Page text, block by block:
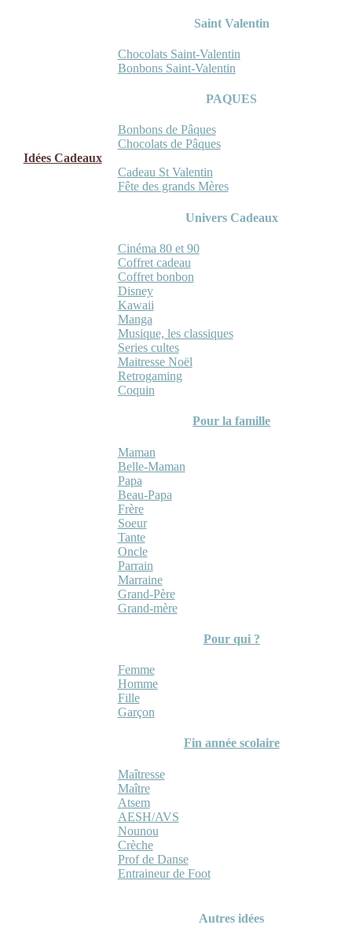
Saint Valentin
Chocolats Saint-Valentin
Bonbons Saint-Valentin
PAQUES
Bonbons de Pâques
Chocolats de Pâques
Idées Cadeaux
Cadeau St Valentin
Fête des grands Mères
Univers Cadeaux
Cinéma 80 et 90
Coffret cadeau
Coffret bonbon
Disney
Kawaii
Manga
Musique, les classiques
Series cultes
Maitresse Noël
Retrogaming
Coquin
Pour la famille
Maman
Belle-Maman
Papa
Beau-Papa
Frère
Soeur
Tante
Oncle
Parrain
Marraine
Grand-Père
Grand-mère
Pour qui ?
Femme
Homme
Fille
Garçon
Fin année scolaire
Maîtresse
Maître
Atsem
AESH/AVS
Nounou
Crèche
Prof de Danse
Entraineur de Foot
Autres idées